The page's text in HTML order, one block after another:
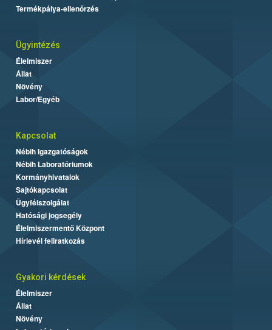
Termékpálya-ellenőrzés
Ügyintézés
Élelmiszer
Állat
Növény
Labor/Egyéb
Kapcsolat
Nébih Igazgatóságok
Nébih Laboratóriumok
Kormányhivatalok
Sajtókapcsolat
Ügyfélszolgálat
Hatósági jogsegély
Élelmiszermentő Központ
Hírlevél feliratkozás
Gyakori kérdések
Élelmiszer
Állat
Növény